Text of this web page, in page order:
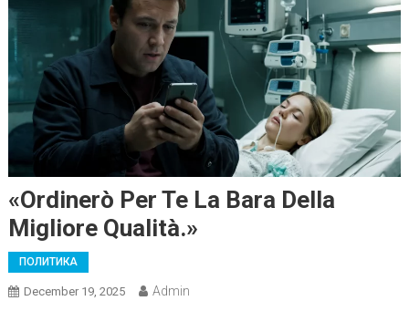
«Ordinerò Per Te La Bara Della
Migliore Qualità.»
ПОЛИТИКА
December 19, 2025 Admin